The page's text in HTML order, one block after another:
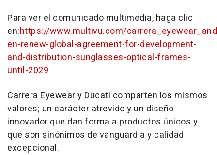
Para ver el comunicado multimedia, haga clic
en:https://www.multivu.com/
en-renew-global-agreement-for-development-
and-distribution-sunglasses-optical-frames-
until-2029
Carrera Eyewear y Ducati comparten los mismos
valores; un carácter atrevido y un diseño
innovador que dan forma a productos únicos y
que son sinónimos de vanguardia y calidad
excepcional.